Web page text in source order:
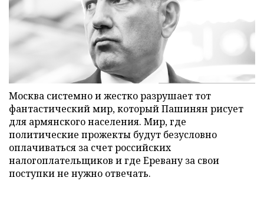
Москва системно и жестко разрушает тот
фантастический мир, который Пашинян рисует
для армянского населения. Мир, где
политические прожекты будут безусловно
оплачиваться за счет российских
налогоплательщиков и где Еревану за свои
поступки не нужно отвечать.